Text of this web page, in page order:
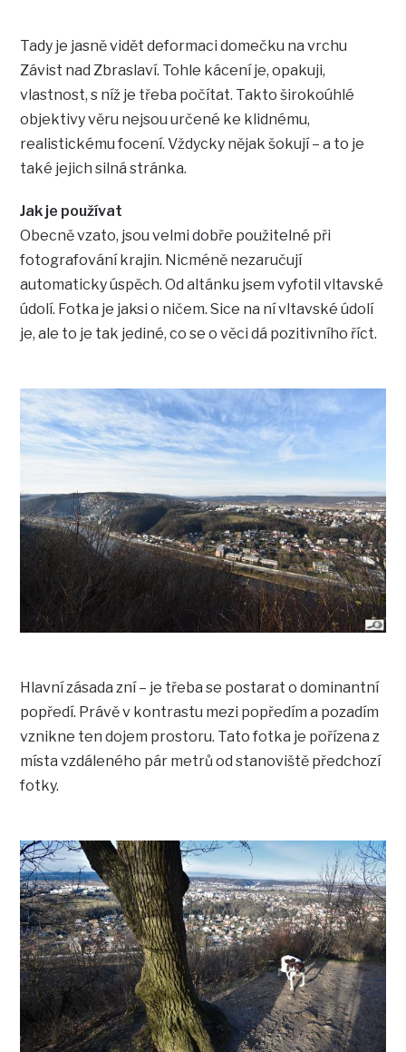
Tady je jasně vidět deformaci domečku na vrchu
Závist nad Zbraslaví. Tohle kácení je, opakuji,
vlastnost, s níž je třeba počítat. Takto širokoúhlé
objektivy věru nejsou určené ke klidnému,
realistickému focení. Vždycky nějak šokují – a to je
také jejich silná stránka.
Jak je používat
Obecně vzato, jsou velmi dobře použitelné při
fotografování krajin. Nicméně nezaručují
automaticky úspěch. Od altánku jsem vyfotil vltavské
údolí. Fotka je jaksi o ničem. Sice na ní vltavské údolí
je, ale to je tak jediné, co se o věci dá pozitivního říct.
Hlavní zásada zní – je třeba se postarat o dominantní
popředí. Právě v kontrastu mezi popředím a pozadím
vznikne ten dojem prostoru. Tato fotka je pořízena z
místa vzdáleného pár metrů od stanoviště předchozí
fotky.